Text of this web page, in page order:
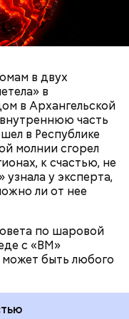
в двух
в
в Архангельской
часть
в Республике
молнии сгорел
к счастью, не
у эксперта,
ли от нее
по шаровой
с «ВМ»
может быть любого
Шаровая молния
не оставляя
Может
и проходит.
о масштабах
не случалось.
множество
Николая
город